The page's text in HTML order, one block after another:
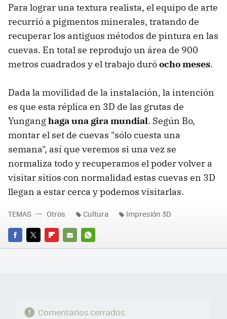
Para lograr una textura realista, el equipo de arte
recurrió a pigmentos minerales, tratando de
recuperar los antiguos métodos de pintura en las
cuevas. En total se reprodujo un área de 900
metros cuadrados y el trabajo duróocho meses.
Dada la movilidad de la instalación, la intención
es que esta réplica en 3D de las grutas de
Yunganghaga una gira mundial. Según Bo,
montar el set de cuevas "sólo cuesta una
semana", así que veremos si una vez se
normaliza todo y recuperamos el poder volver a
visitar sitios con normalidad estas cuevas en 3D
llegan a estar cerca y podemos visitarlas.
FACEBOOK
TWITTERFLIPBOARD
E-
WHATSAPP
TEMAS Otros Cultura Impresión 3D
Comentarios cerrados